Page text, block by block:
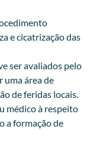
e cicatrização das
ser avaliados pelo
uma área de
de feridas locais.
médico à respeito
a formação de